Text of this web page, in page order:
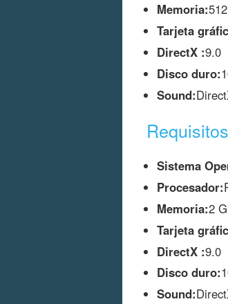
Memoria:
Tarjeta
DirectX :9.0
Disco duro:
Sound:
Sistema
Procesador:
Memoria:2
Tarjeta
DirectX :9.0
Disco duro:
Sound: